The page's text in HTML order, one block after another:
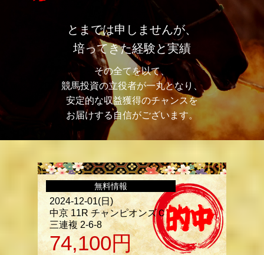
とまでは申しませんが、
培ってきた経験と実績
その全てを以て、
競馬投資の立役者が一丸となり、
安定的な収益獲得のチャンスを
お届けする自信がございます。
無料情報
2024-12-01(日)
中京 11R チャンピオンズＣ
三連複 2-6-8
74,100円